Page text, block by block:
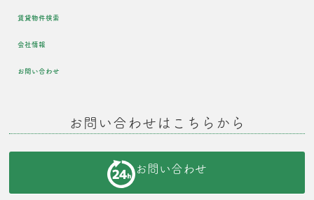
賃貸物件検索
会社情報
お問い合わせ
お問い合わせはこちらから
お問い合わせ